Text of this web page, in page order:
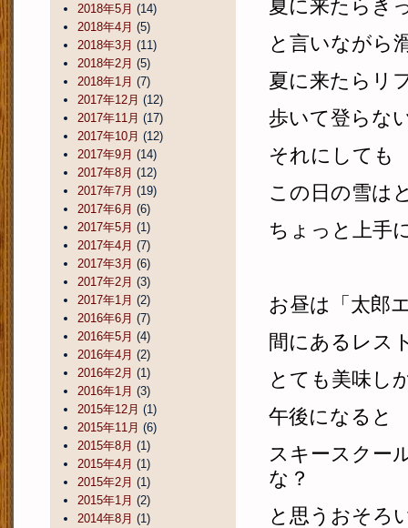
夏に来たらき
と言いながら
夏に来たらリ
歩いて登らな
それにしても
この日の雪は
ちょっと上手
お昼は「太郎
間にあるレス
とても美味し
午後になると
スキースクー
な？
と思うおそろ
2018年5月 (14)
2018年4月 (5)
2018年3月 (11)
2018年2月 (5)
2018年1月 (7)
2017年12月 (12)
2017年11月 (17)
2017年10月 (12)
2017年9月 (14)
2017年8月 (12)
2017年7月 (19)
2017年6月 (6)
2017年5月 (1)
2017年4月 (7)
2017年3月 (6)
2017年2月 (3)
2017年1月 (2)
2016年6月 (7)
2016年5月 (4)
2016年4月 (2)
2016年2月 (1)
2016年1月 (3)
2015年12月 (1)
2015年11月 (6)
2015年8月 (1)
2015年4月 (1)
2015年2月 (1)
2015年1月 (2)
2014年8月 (1)